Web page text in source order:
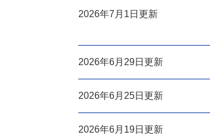
2026年7月1日更新
2026年6月29日更新
2026年6月25日更新
2026年6月19日更新